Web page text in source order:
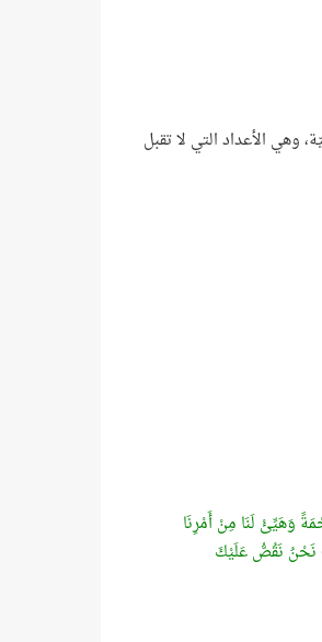
وهي الأعداد التي لا تقبل
وَهَيِّئْ لَنَا مِنْ أَمْرِنَا
نَحْنُ نَقُصُّ عَلَيْكَ